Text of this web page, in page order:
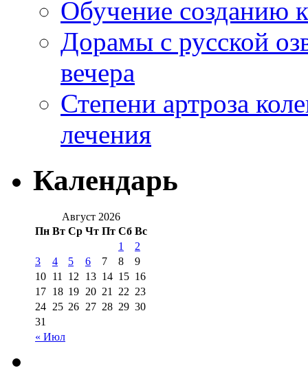
Обучение созданию
Дорамы с русской
вечера
Степени артроза
лечения
Календарь
Август 2026
Пн Вт Ср Чт Пт Сб Вс
« Июл
1
2
3
4 5 6 7 8
9
10 11 12 13 14 15 16
17 18 19 20 21 22 23
24 25 26 27 28 29 30
31